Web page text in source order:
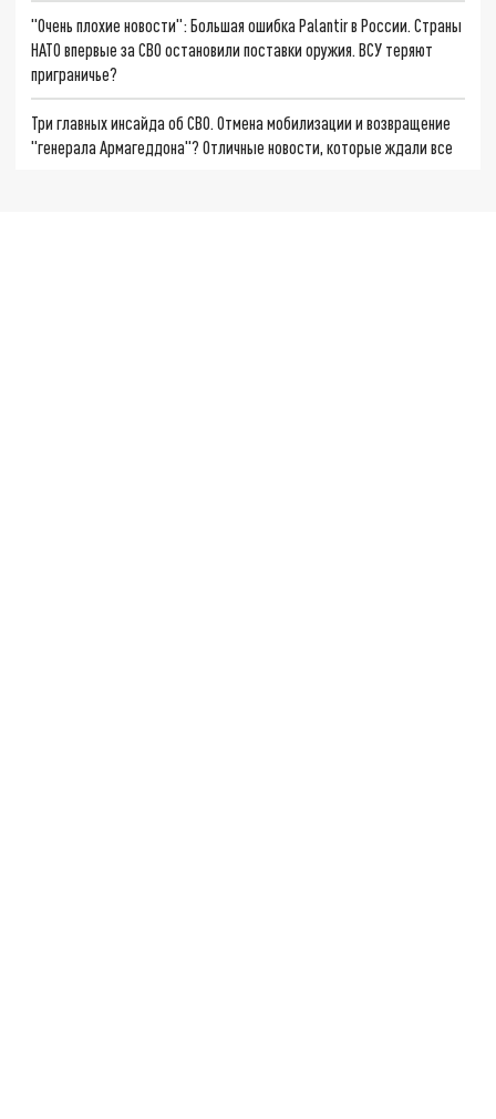
"Очень плохие новости": Большая ошибка Palantir в России. Страны
НАТО впервые за СВО остановили поставки оружия. ВСУ теряют
приграничье?
Три главных инсайда об СВО. Отмена мобилизации и возвращение
"генерала Армагеддона"? Отличные новости, которые ждали все